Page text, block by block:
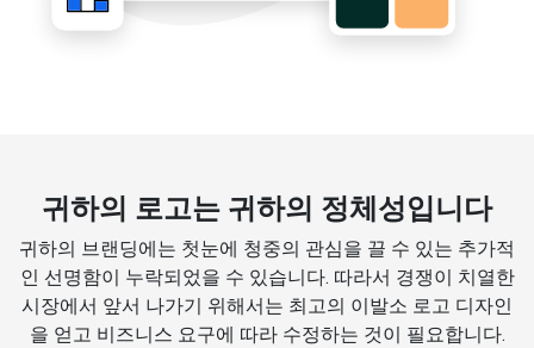
귀하의 로고는 귀하의 정체성입니다
귀하의 브랜딩에는 첫눈에 청중의 관심을 끌 수 있는 추가적
인 선명함이 누락되었을 수 있습니다. 따라서 경쟁이 치열한
시장에서 앞서 나가기 위해서는 최고의 이발소 로고 디자인
을 얻고 비즈니스 요구에 따라 수정하는 것이 필요합니다.